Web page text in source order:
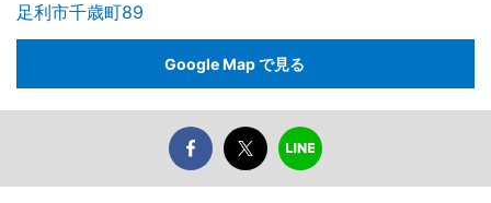
足利市千歳町89
Google Map で見る